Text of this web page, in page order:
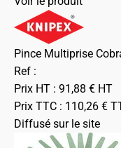
Pince Multiprise
Ref :
Prix HT : 91,88 € HT
Prix TTC : 110,26 €
Diffusé sur le site